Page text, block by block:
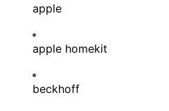
apple
apple homekit
beckhoff